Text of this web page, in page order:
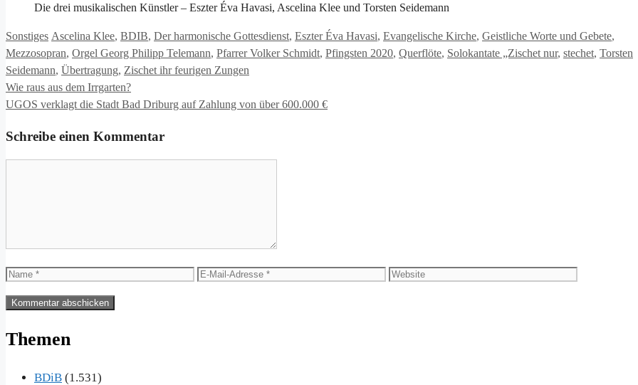
Die drei musikalischen Künstler – Eszter Éva Havasi, Ascelina Klee und Torsten Seidemann
Kategorien
Sonstiges Schlagwörter
Ascelina Klee, BDIB, Der harmonische Gottesdienst, Eszter Éva Havasi, Evangelische Kirche, Geistliche Worte und Gebete,
Mezzosopran, Orgel Georg Philipp Telemann, Pfarrer Volker Schmidt, Pfingsten 2020, Querflöte, Solokantate „Zischet nur, stechet, Torsten
Seidemann, Übertragung, Zischet ihr feurigen Zungen
Wie raus aus dem Irrgarten?
UGOS verklagt die Stadt Bad Driburg auf Zahlung von über 600.000 €
Schreibe einen Kommentar
Name
E-
Website
Themen
BDiB (1.531)